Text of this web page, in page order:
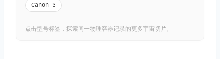
Canon 3
点击型号标签，探索同一物理容器记录的更多宇宙切片。